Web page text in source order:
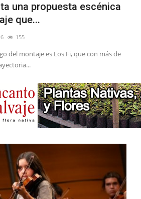
una propuesta escénica
que...
155
del montaje es Los Fi, que con más de